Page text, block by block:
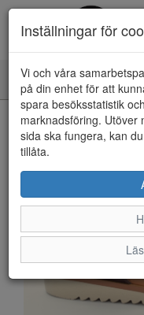
Toggle
navigation
HEM
Inställningar för
Vi och våra
på din enhet för att
spara besöksstatistik
marknadsföring. Utöver
sida ska fungera, kan
tillåta.